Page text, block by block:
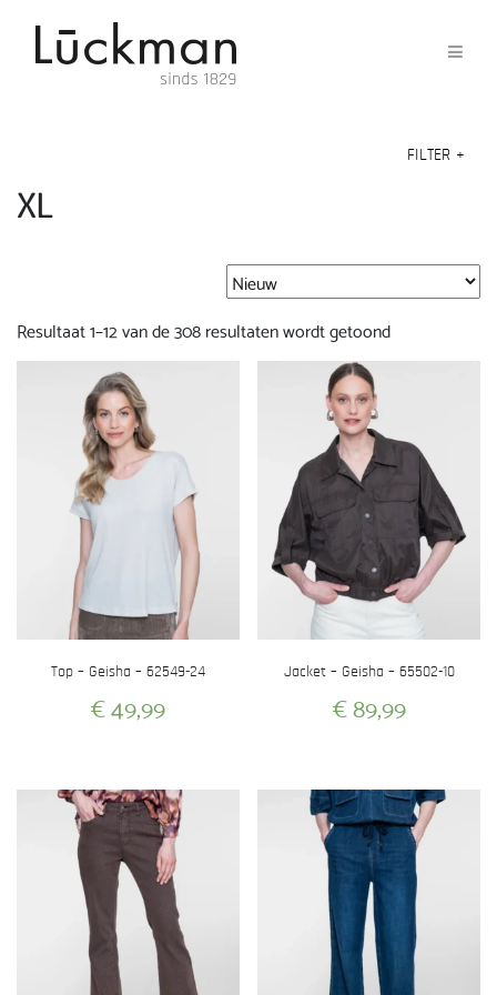
FILTER +
XL
Resultaat 1–12 van de 308 resultaten wordt getoondGesorteerd
op
Top – Geisha – 62549-24
€49,99
heeft
meerdere
variaties.
Deze
optie
kan
gekozen
worden
Jacket – Geisha – 65502-10
€89,99
heeft
meerdere
variaties.
Deze
optie
kan
gekozen
worden